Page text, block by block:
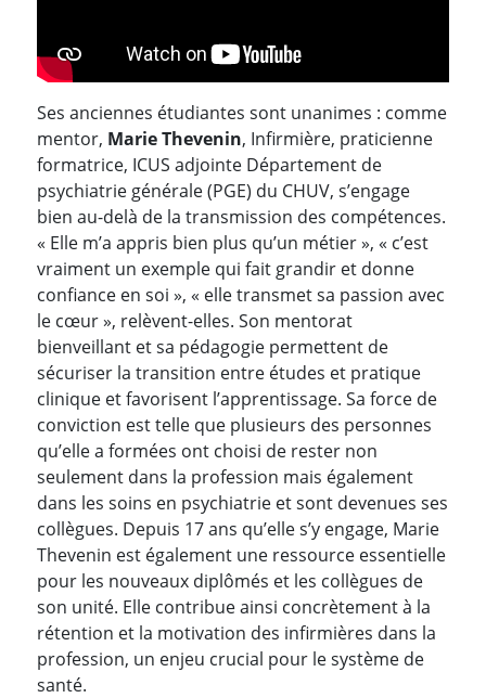
Ses anciennes étudiantes sont unanimes : comme
mentor, Marie Thevenin, Infirmière, praticienne
formatrice, ICUS adjointe Département de
psychiatrie générale (PGE) du CHUV, s’engage
bien au-delà de la transmission des compétences.
« Elle m’a appris bien plus qu’un métier », « c’est
vraiment un exemple qui fait grandir et donne
confiance en soi », « elle transmet sa passion avec
le cœur », relèvent-elles. Son mentorat
bienveillant et sa pédagogie permettent de
sécuriser la transition entre études et pratique
clinique et favorisent l’apprentissage. Sa force de
conviction est telle que plusieurs des personnes
qu’elle a formées ont choisi de rester non
seulement dans la profession mais également
dans les soins en psychiatrie et sont devenues ses
collègues. Depuis 17 ans qu’elle s’y engage, Marie
Thevenin est également une ressource essentielle
pour les nouveaux diplômés et les collègues de
son unité. Elle contribue ainsi concrètement à la
rétention et la motivation des infirmières dans la
profession, un enjeu crucial pour le système de
santé.